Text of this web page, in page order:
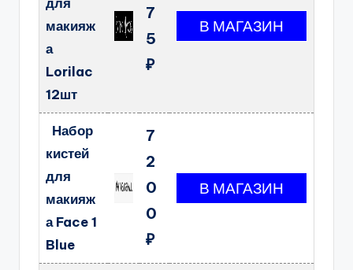
для
макияж
а
Lorilac
12шт
7
5
₽
Набор
кистей
для
макияж
а Face 1
Blue
7
2
0
0
₽